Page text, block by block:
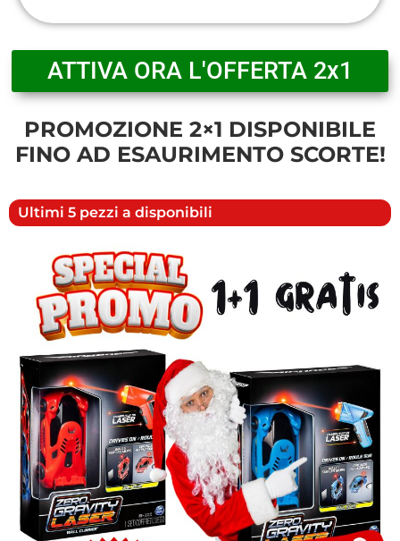
ATTIVA ORA L'OFFERTA 2x1
PROMOZIONE 2×1 DISPONIBILE
FINO AD ESAURIMENTO SCORTE!
Ultimi 5 pezzi a disponibili